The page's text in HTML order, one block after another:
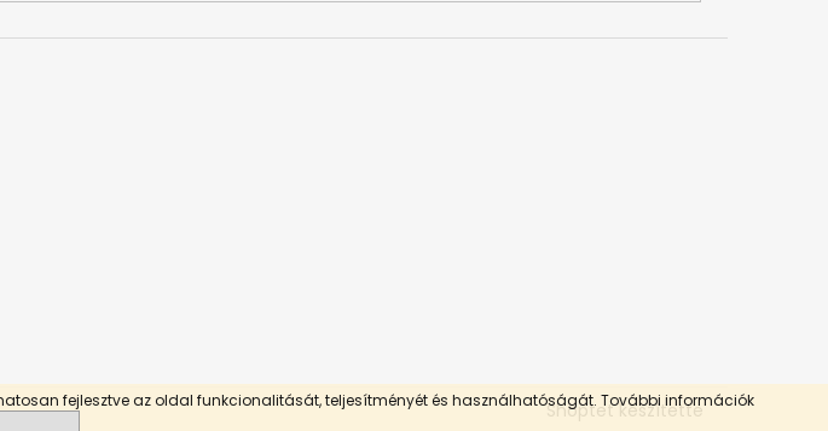
fejlesztve az oldal funkcionalitását, teljesítményét és használhatóságát. További információk
Shoptet készítette